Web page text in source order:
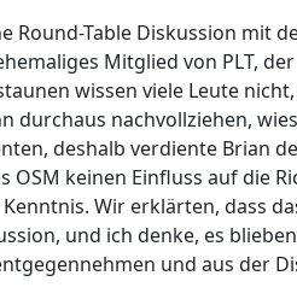
Round-Table Diskussion mit
Mitglied von PLT,
wissen viele Leute
durchaus nachvollziehen,
deshalb verdiente Brian
OSM keinen Einfluss auf die
Wir erklärten, dass
und ich denke, es
und aus der